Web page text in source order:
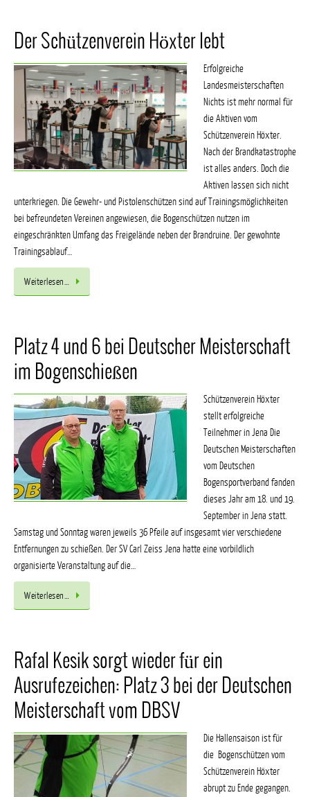
Der Schützenverein Höxter lebt
Erfolgreiche
Landesmeisterschaften
Nichts ist mehr normal für
die Aktiven vom
Schützenverein Höxter.
Nach der Brandkatastrophe
ist alles anders. Doch die
Aktiven lassen sich nicht
unterkriegen. Die Gewehr- und Pistolenschützen sind auf Trainingsmöglichkeiten
bei befreundeten Vereinen angewiesen, die Bogenschützen nutzen im
eingeschränkten Umfang das Freigelände neben der Brandruine. Der gewohnte
Trainingsablauf…
Weiterlesen…
Platz 4 und 6 bei Deutscher Meisterschaft
im Bogenschießen
Schützenverein Höxter
stellt erfolgreiche
Teilnehmer in Jena Die
Deutschen Meisterschaften
vom Deutschen
Bogensportverband fanden
dieses Jahr am 18. und 19.
September in Jena statt.
Samstag und Sonntag waren jeweils 36 Pfeile auf insgesamt vier verschiedene
Entfernungen zu schießen. Der SV Carl Zeiss Jena hatte eine vorbildlich
organisierte Veranstaltung auf die…
Weiterlesen…
Rafal Kesik sorgt wieder für ein
Ausrufezeichen: Platz 3 bei der Deutschen
Meisterschaft vom DBSV
Die Hallensaison ist für
die Bogenschützen vom
Schützenverein Höxter
abrupt zu Ende gegangen.